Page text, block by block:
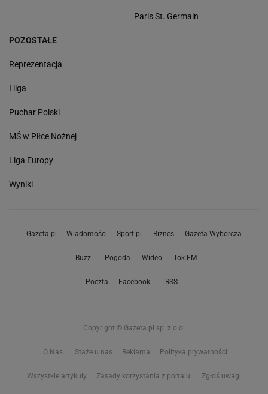
Paris St. Germain
POZOSTAŁE
Reprezentacja
I liga
Puchar Polski
MŚ w Piłce Nożnej
Liga Europy
Wyniki
Gazeta.pl Wiadomości Sport.pl Biznes Gazeta Wyborcza
Buzz Pogoda Wideo Tok.FM
Poczta Facebook RSS
Copyright © Gazeta.pl sp. z o.o.
O Nas Staże u nas Reklama Polityka prywatności
Wszystkie artykuły Zasady korzystania z portalu Zgłoś uwagi